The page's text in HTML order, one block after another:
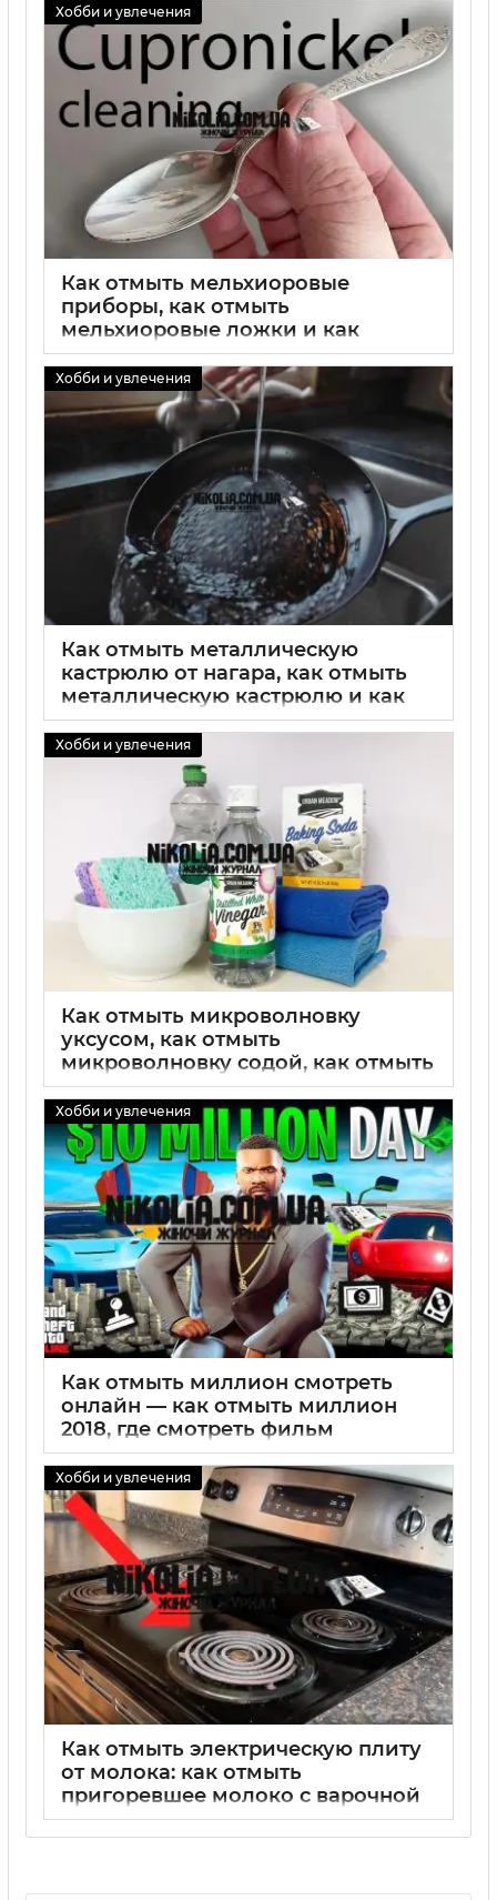
02 09 2025 0
Хобби и увлечения
Как отмыть мельхиоровые
приборы, как отмыть
мельхиоровые ложки и как
отмыть мельхиоровые изделия:
полный гид по чистке мельхиора
02 09 2025 0
Хобби и увлечения
Как отмыть металлическую
кастрюлю от нагара, как отмыть
металлическую кастрюлю и как
отмыть железные кастрюли
простыми методами
Хобби и увлечения
Как отмыть микроволновку
уксусом, как отмыть
микроволновку содой, как отмыть
микроволновку отзывы: лучшие
способы и реальные результаты
02 09 2025 0
Хобби и увлечения
Как отмыть миллион смотреть
онлайн — как отмыть миллион
2018, где смотреть фильм
02 09 2025 0
Хобби и увлечения
Как отмыть электрическую плиту
от молока: как отмыть
пригоревшее молоко с варочной
панели и как отмыть молоко от
плиты